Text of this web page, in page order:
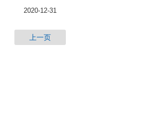
2020-12-31
上一页